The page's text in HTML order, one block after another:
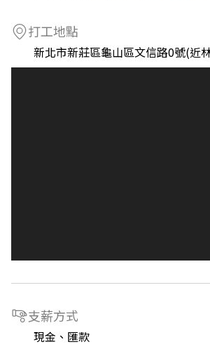
打工地點
新北市新莊區龜山區文信路0號(近林
支薪方式
現金、匯款